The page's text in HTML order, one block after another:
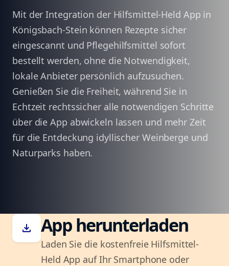
Mit der Integration der Hilfsmittel-Held App in
Königsbach-Stein können Rezepte sicher
eingescannt und Pflegehilfsmittel sofort
bestellt werden, ohne die Notwendigkeit,
lokale Anbieter persönlich aufzusuchen.
Genießen Sie die Freiheit, während Sie in
Echtzeit rechtssicher alle notwendigen Schritte
über die App abwickeln lassen und mehr Zeit
für die Entdeckung idyllischer Weinberge und
Naturparks haben.
download App herunterladen
Laden Sie die kostenfreie Hilfsmittel-
Held App auf Ihr Smartphone oder